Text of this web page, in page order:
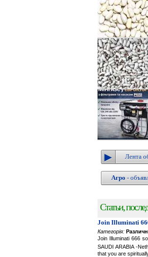
Лента
Агро -
Статьи,
Join Illuminati
Категорія:
Join Illuminati 666
SAUDI ARABIA -
that you are